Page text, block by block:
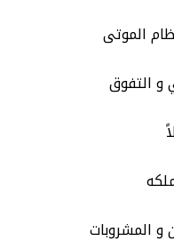
الموتى
و التفوق
و المشروبات